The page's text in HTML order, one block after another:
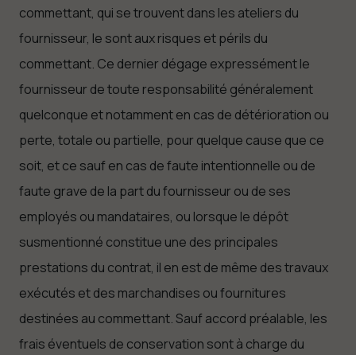
commettant, qui se trouvent dans les ateliers du
fournisseur, le sont aux risques et périls du
commettant. Ce dernier dégage expressément le
fournisseur de toute responsabilité généralement
quelconque et notamment en cas de détérioration ou
perte, totale ou partielle, pour quelque cause que ce
soit, et ce sauf en cas de faute intentionnelle ou de
faute grave de la part du fournisseur ou de ses
employés ou mandataires, ou lorsque le dépôt
susmentionné constitue une des principales
prestations du contrat, il en est de même des travaux
exécutés et des marchandises ou fournitures
destinées au commettant. Sauf accord préalable, les
frais éventuels de conservation sont à charge du